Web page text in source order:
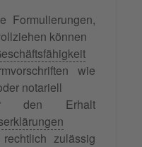
Formulierungen,
können
wie
notariell
den Erhalt
zulässig